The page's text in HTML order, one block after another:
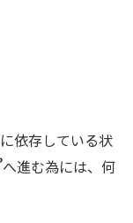
依存している状
へ進む為には、何